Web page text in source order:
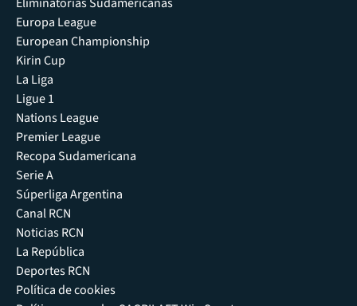
Europa League
European Championship
Kirin Cup
La Liga
Ligue 1
Nations League
Premier League
Recopa Sudamericana
Serie A
Súperliga Argentina
Canal RCN
Noticias RCN
La República
Deportes RCN
Política de cookies